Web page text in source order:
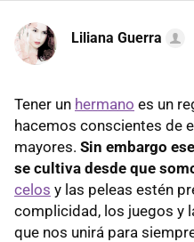
Liliana Guerra
Tener un hermano es un
hacemos conscientes de
mayores. Sin embargo
se cultiva desde que
celos y las peleas estén
complicidad, los juegos y
que nos unirá para